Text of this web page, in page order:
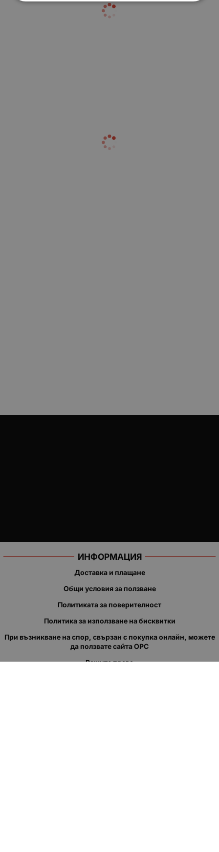
ИНФОРМАЦИЯ
Доставка и плащане
Общи условия за ползване
Политиката за поверителност
Политика за използване на бисквитки
При възникване на спор, свързан с покупка онлайн, можете
да ползвате сайта ОРС
Вашите права